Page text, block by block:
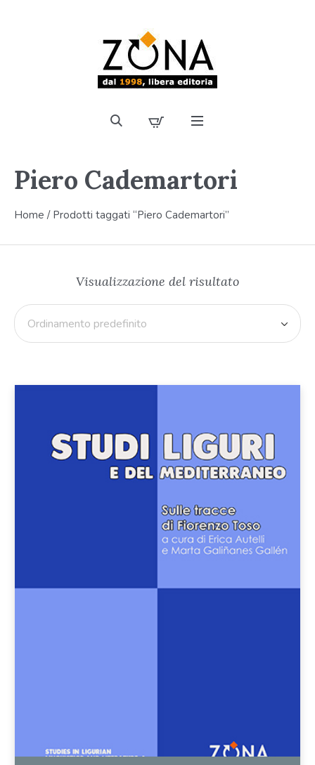
Piero Cademartori
Home / Prodotti taggati “Piero Cademartori”
Visualizzazione del risultato